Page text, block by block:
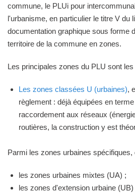
commune, le PLUi pour
l'urbanisme, en particulier le titre V du
documentation graphique sous forme
territoire de la commune en zones.
Les principales zones du PLU sont
Les zones classées U (urbaines),
règlement : déjà équipées en
raccordement aux réseaux
routières, la construction y est
Parmi les zones urbaines spécifiques,
les zones urbaines mixtes (UA) ;
les zones d'extension urbaine (UB)